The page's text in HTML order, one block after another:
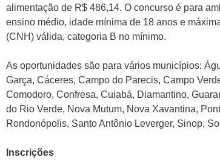
alimentação de R$ 486,14. O concurso é para
ensino médio, idade mínima de 18 anos e
(CNH) válida, categoria B no mínimo.
As oportunidades são para vários municípios:
Garça, Cáceres, Campo do Parecis, Campo
Comodoro, Confresa, Cuiabá, Diamantino,
do Rio Verde, Nova Mutum, Nova Xavantina,
Rondonópolis, Santo Antônio Leverger, Sinop,
Inscrições